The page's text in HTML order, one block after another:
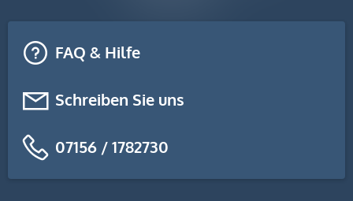
FAQ & Hilfe
Schreiben Sie uns
07156 / 1782730